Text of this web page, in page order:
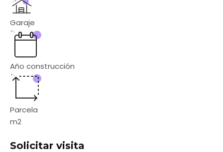
Garaje
Año construcción
Parcela
m2
Solicitar visita